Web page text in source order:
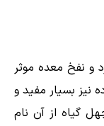
و نفخ معده موثر
نیز بسیار مفید و
گیاه از آن نام